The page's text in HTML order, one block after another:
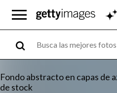
Fondo abstracto en capas de
de stock